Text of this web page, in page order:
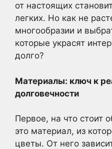
от настоящих
легких. Но как не
многообразии и
которые украсят
долго?
Материалы: ключ к
долговечности
Первое, на что стоит
это материал, из
цветы. От него